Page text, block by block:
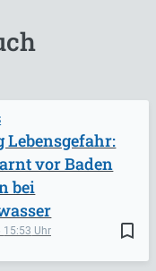
bookmark_border
15:53
Lebensgefahr:
vor Baden
bei